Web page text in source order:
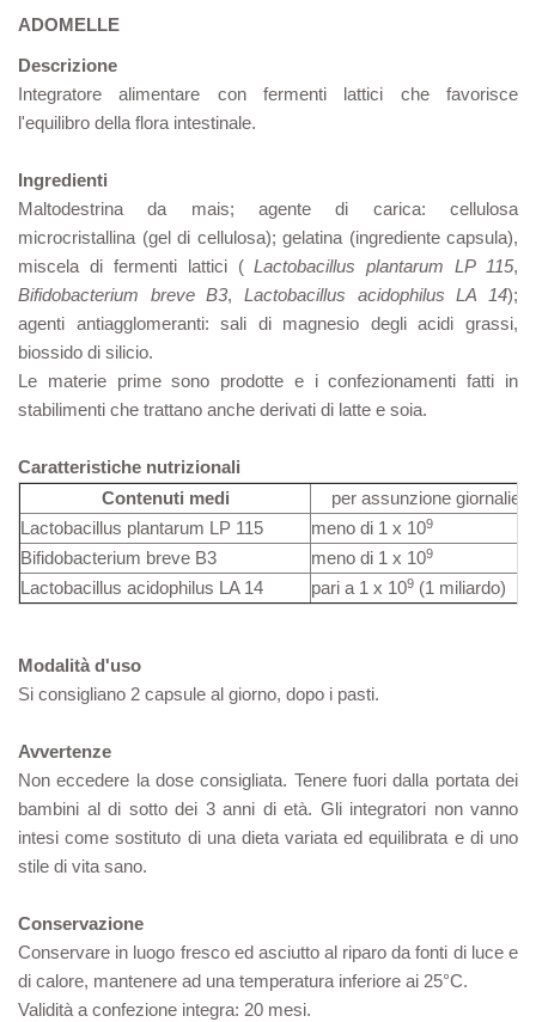
ADOMELLE
Descrizione
Integratore alimentare con fermenti lattici che favorisce
l'equilibro della flora intestinale.
Ingredienti
Maltodestrina da mais; agente di carica: cellulosa
microcristallina (gel di cellulosa); gelatina (ingrediente capsula),
miscela di fermenti lattici (Lactobacillus plantarum LP 115,
Bifidobacterium breve B3,Lactobacillus acidophilus LA 14);
agenti antiagglomeranti: sali di magnesio degli acidi grassi,
biossido di silicio.
Le materie prime sono prodotte e i confezionamenti fatti in
stabilimenti che trattano anche derivati di latte e soia.
Caratteristiche nutrizionali
Contenuti medi
per assunzione giornaliera
Lactobacillus plantarum LP 115
meno di 1 x 109
Bifidobacterium breve B3 meno di 1 x 109
Lactobacillus acidophilus LA 14 pari a 1 x 109 (1 miliardo)
Modalità d'uso
Si consigliano 2 capsule al giorno, dopo i pasti.
Avvertenze
Non eccedere la dose consigliata. Tenere fuori dalla portata dei
bambini al di sotto dei 3 anni di età. Gli integratori non vanno
intesi come sostituto di una dieta variata ed equilibrata e di uno
stile di vita sano.
Conservazione
Conservare in luogo fresco ed asciutto al riparo da fonti di luce e
di calore, mantenere ad una temperatura inferiore ai 25°C.
Validità a confezione integra: 20 mesi.